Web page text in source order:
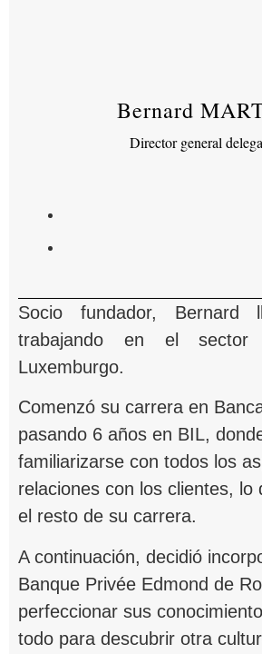
Bernard
Director general
Socio fundador, Bernard
trabajando en el sector
Luxemburgo.
Comenzó su carrera en
pasando 6 años en BIL,
familiarizarse con todos los
relaciones con los clientes, lo
el resto de su carrera.
A continuación, decidió
Banque Privée Edmond de
perfeccionar sus
todo para descubrir otra